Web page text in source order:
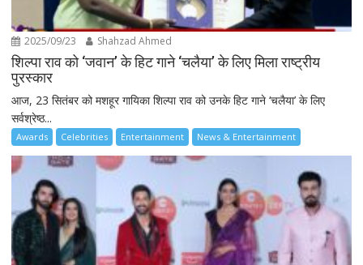
2025/09/23 Shahzad Ahmed
शिल्पा राव को ‘जवान’ के हिट गाने ‘चलैया’ के लिए मिला राष्ट्रीय
पुरस्कार
आज, 23 सितंबर को मशहूर गायिका शिल्पा राव को उनके हिट गाने ‘चलैया’ के लिए
सर्वश्रेष्ठ...
Awards Celebrities Entertainment News & Entertainment